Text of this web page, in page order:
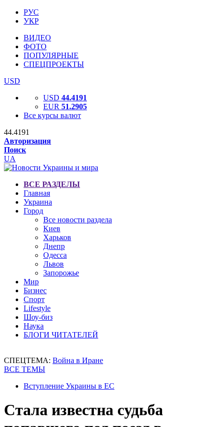
РУС
УКР
ВИДЕО
ФОТО
ПОПУЛЯРНЫЕ
СПЕЦПРОЕКТЫ
USD
USD 44.4191
EUR 51.2905
Все курсы валют
44.4191
Авторизация
Поиск
UA
ВСЕ РАЗДЕЛЫ
Главная
Украина
Город
Все новости раздела
Киев
Харьков
Днепр
Одесса
Львов
Запорожье
Мир
Бизнес
Спорт
Lifestyle
Шоу-биз
Наука
БЛОГИ ЧИТАТЕЛЕЙ
СПЕЦТЕМА: Война в Иране
ВСЕ ТЕМЫ
Вступление Украины в ЕС
Стала известна судьба